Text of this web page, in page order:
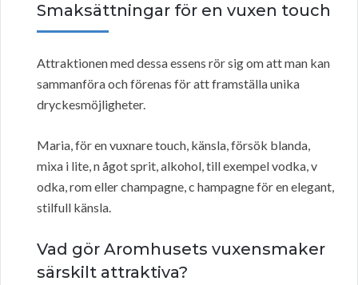
Smaksättningar för en vuxen touch
Attraktionen med dessa essens rör sig om att man kan
sammanföra och förenas för att framställa unika
dryckesmöjligheter.
Maria, för en vuxnare touch, känsla, försök blanda,
mixa i lite, n ågot sprit, alkohol, till exempel vodka, v
odka, rom eller champagne, c hampagne för en elegant,
stilfull känsla.
Vad gör Aromhusets vuxensmaker
särskilt attraktiva?